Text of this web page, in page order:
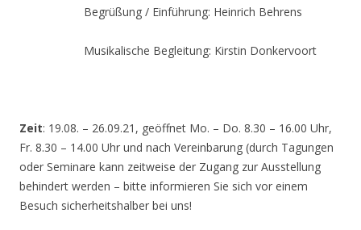
Begrüßung / Einführung: Heinrich Behrens
Musikalische Begleitung: Kirstin Donkervoort
Zeit: 19.08. – 26.09.21, geöffnet Mo. – Do. 8.30 – 16.00 Uhr,
Fr. 8.30 – 14.00 Uhr und nach Vereinbarung (durch Tagungen
oder Seminare kann zeitweise der Zugang zur Ausstellung
behindert werden – bitte informieren Sie sich vor einem
Besuch sicherheitshalber bei uns!